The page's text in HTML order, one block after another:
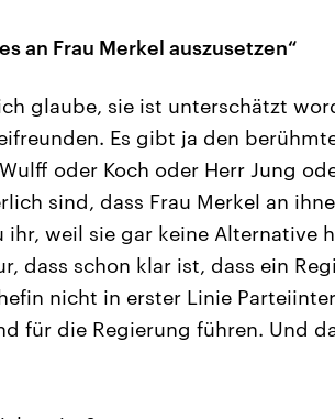
an Frau Merkel auszusetzen“
glaube, sie ist unterschätzt
Es gibt ja den
oder Koch oder Herr Jung
sind, dass Frau Merkel an
ihr, weil sie gar keine Alternative
dass schon klar ist, dass ein
nicht in erster Linie
für die Regierung führen. Und